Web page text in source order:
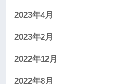
2023年4月
2023年2月
2022年12月
2022年8月